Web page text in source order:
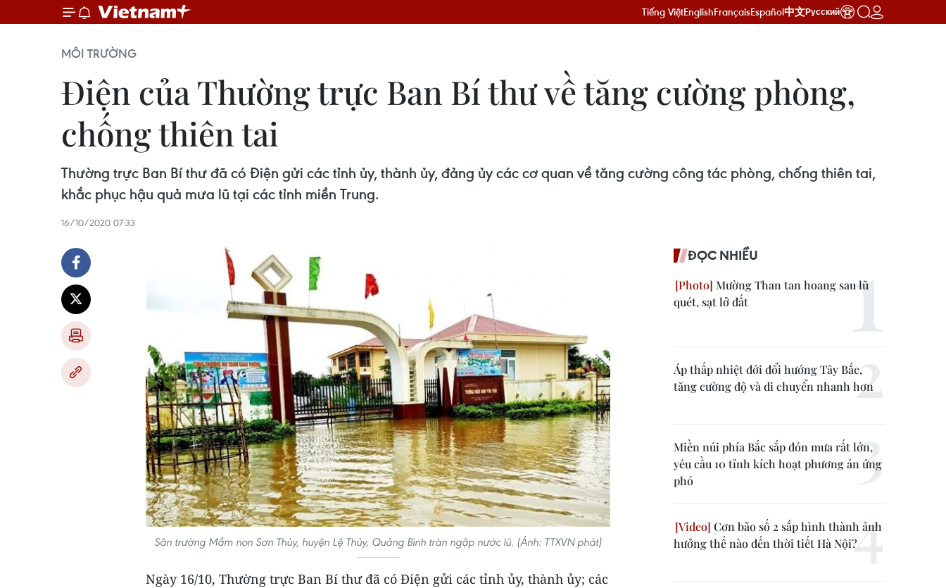
Tiếng ViệtEnglishFrançaisEspañol中文Русский
MÔI TRƯỜNG
Điện của Thường trực Ban Bí thư về tăng cường phòng,
chống thiên tai
Thường trực Ban Bí thư đã có Điện gửi các tỉnh ủy, thành ủy, đảng ủy các cơ quan về tăng cường công tác phòng, chống thiên tai,
khắc phục hậu quả mưa lũ tại các tỉnh miền Trung.
16/10/2020 07:33
Sân trường Mầm non Sơn Thủy, huyện Lệ Thủy, Quảng Bình tràn ngập nước lũ. (Ảnh: TTXVN phát)
Ngày 16/10, Thường trực Ban Bí thư đã có Điện gửi các tỉnh ủy, thành ủy; các
ĐỌC NHIỀU
Mường Than tan hoang sau lũ
quét, sạt lở đất
Áp thấp nhiệt đới đổi hướng Tây Bắc,
tăng cường độ và di chuyển nhanh hơn
Miền núi phía Bắc sắp đón mưa rất lớn,
yêu cầu 10 tỉnh kích hoạt phương án ứng
phó
Cơn bão số 2 sắp hình thành ảnh
hưởng thế nào đến thời tiết Hà Nội?